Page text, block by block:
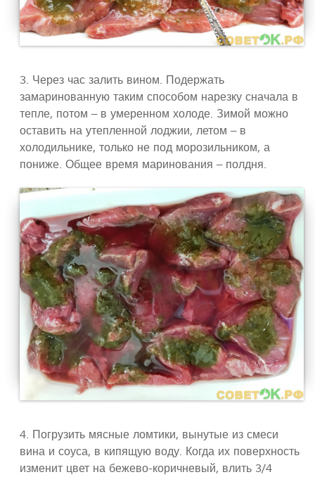
3. Через час залить вином. Подержать
замаринованную таким способом нарезку сначала в
тепле, потом – в умеренном холоде. Зимой можно
оставить на утепленной лоджии, летом – в
холодильнике, только не под морозильником, а
пониже. Общее время маринования – полдня.
4. Погрузить мясные ломтики, вынутые из смеси
вина и соуса, в кипящую воду. Когда их поверхность
изменит цвет на бежево-коричневый, влить 3/4